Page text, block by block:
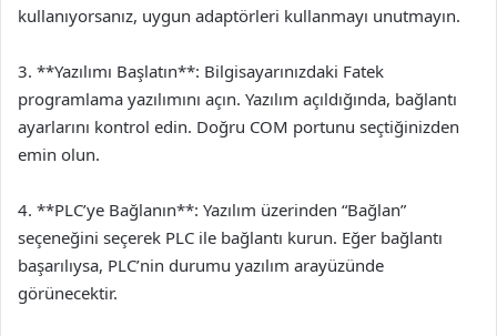
kullanıyorsanız, uygun adaptörleri kullanmayı unutmayın.
3. **Yazılımı Başlatın**: Bilgisayarınızdaki Fatek
programlama yazılımını açın. Yazılım açıldığında, bağlantı
ayarlarını kontrol edin. Doğru COM portunu seçtiğinizden
emin olun.
4. **PLC’ye Bağlanın**: Yazılım üzerinden “Bağlan”
seçeneğini seçerek PLC ile bağlantı kurun. Eğer bağlantı
başarılıysa, PLC’nin durumu yazılım arayüzünde
görünecektir.